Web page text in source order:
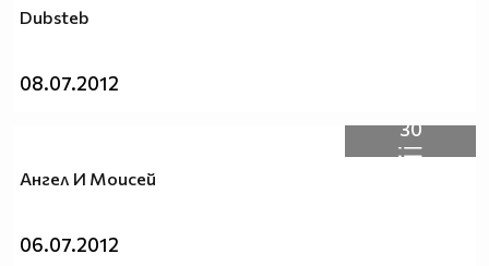
Dubsteb
08.07.2012
30
Ангел И Моисей
06.07.2012